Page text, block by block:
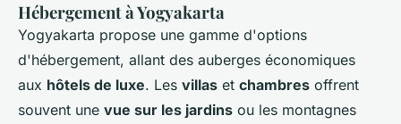
Hébergement à Yogyakarta
Yogyakarta propose une gamme d'options
d'hébergement, allant des auberges économiques
aux hôtels de luxe. Les villas et chambres offrent
souvent une vue sur les jardins ou les montagnes